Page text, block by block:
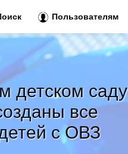
детском саду
все
с ОВЗ
Пользователям